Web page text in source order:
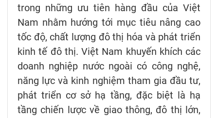
trong những ưu tiên hàng đầu của Việt
Nam nhằm hướng tới mục tiêu nâng cao
tốc độ, chất lượng đô thị hóa và phát triển
kinh tế đô thị. Việt Nam khuyến khích các
doanh nghiệp nước ngoài có công nghệ,
năng lực và kinh nghiệm tham gia đầu tư,
phát triển cơ sở hạ tầng, đặc biệt là hạ
tầng chiến lược về giao thông, đô thị lớn,